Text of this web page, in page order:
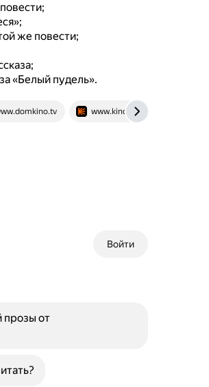
же повести;
«Белый пудель».
www.kinopoisk.ru
Войти
прозы от